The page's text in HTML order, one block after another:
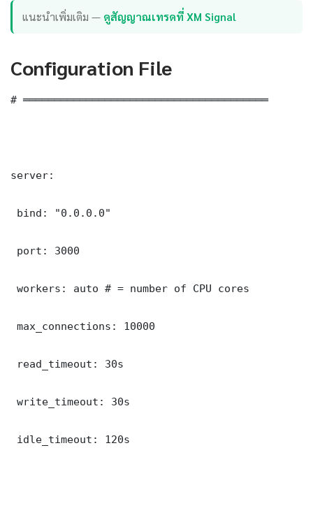
แนะนำเพิ่มเติม — ดูสัญญาณเทรดที่ XM Signal
Configuration File
# ═══════════════════════════════════════
server:
bind: "0.0.0.0"
port: 3000
workers: auto # = number of CPU cores
max_connections: 10000
read_timeout: 30s
write_timeout: 30s
idle_timeout: 120s